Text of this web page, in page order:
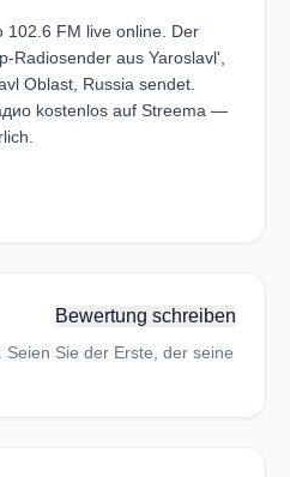
102.6 FM live online. Der
Radiosender aus Yaroslavl',
Oblast, Russia sendet.
kostenlos auf Streema —
Bewertung schreiben
Sie der Erste, der seine